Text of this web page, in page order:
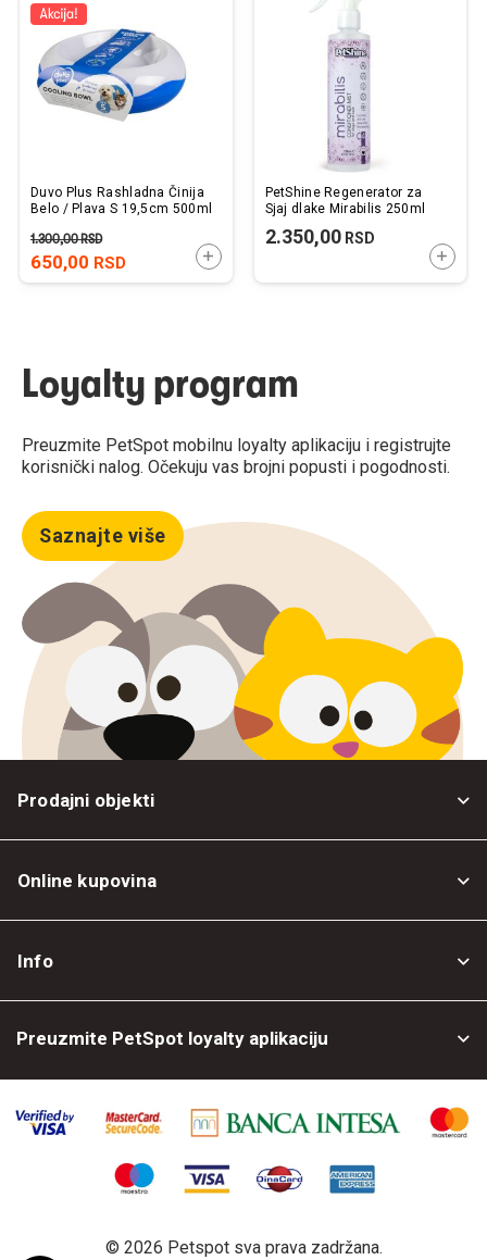
Duvo Plus Rashladna Činija
Belo / Plava S 19,5cm 500ml
650,00 RSD
1.300,00RSD
DODAJTE U KORPU
PetShine Regenerator za
Sjaj dlake Mirabilis 250ml
2.350,00RSD
Loyalty program
Preuzmite PetSpot mobilnu loyalty aplikaciju i registrujte
korisnički nalog. Očekuju vas brojni popusti i pogodnosti.
Saznajte više
Prodajni objekti
Online kupovina
Info
Preuzmite PetSpot loyalty aplikaciju
© 2026 Petspot sva prava zadržana.